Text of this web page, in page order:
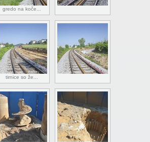
gredo na koče...
tirnice so že...